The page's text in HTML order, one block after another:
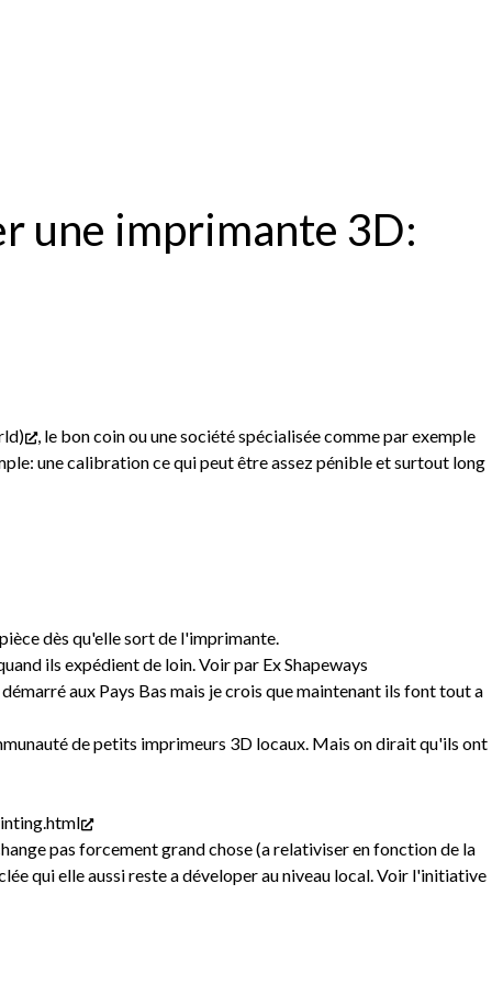
une imprimante 3D:
, le bon coin ou une société spécialisée comme par exemple
une calibration ce qui peut être assez pénible et surtout long
dès qu'elle sort de l'imprimante.
ils expédient de loin. Voir par Ex Shapeways
aux Pays Bas mais je crois que maintenant ils font tout a
de petits imprimeurs 3D locaux. Mais on dirait qu'ils ont
pas forcement grand chose (a relativiser en fonction de la
qui elle aussi reste a déveloper au niveau local. Voir l'initiative